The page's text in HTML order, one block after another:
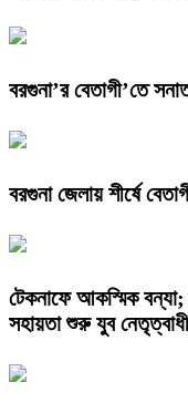
বরগুনা’র বেতাগী’তে
বরগুনা জেলায় শীর্ষে
টেকনাফে আকস্মিক
সহায়তা শুরু যুব